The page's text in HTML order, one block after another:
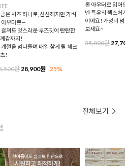
은 셔츠 하나로, 선선해지면 가벼
아우터로—
걸쳐도 멋스러운 루즈핏에 탄탄한
감까지!
계절을 넘나들며 매일 찾게 될 체크
!
원28,900원 25%
론 아우터로 입어
넨 특유의 텍스처
이에요! 가성비
보세요~
35,000원
전체보기